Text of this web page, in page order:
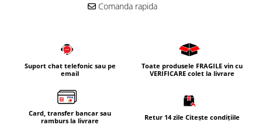
Comanda rapida
Suport chat telefonic sau pe
email
Toate produsele FRAGILE vin cu
VERIFICARE colet la livrare
Card, transfer bancar sau
ramburs la livrare
Retur 14 zile Citește condițiile